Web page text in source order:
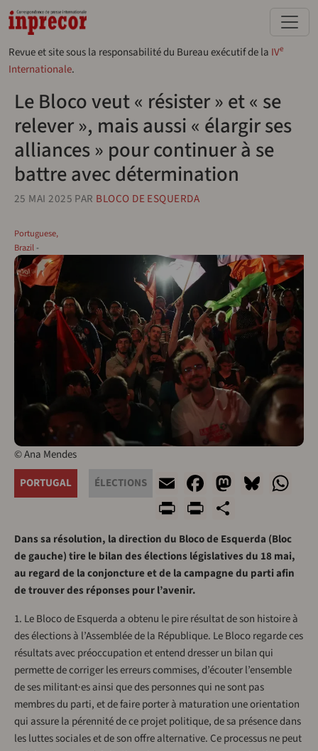
Aller au contenu principal
Revue et site sous la responsabilité du Bureau exécutif de la IVe
Internationale.
Le Bloco veut « résister » et « se
relever », mais aussi « élargir ses
alliances » pour continuer à se
battre avec détermination
25 MAI 2025 PAR BLOCO DE ESQUERDA
Portuguese,
Brazil
© Ana Mendes
PORTUGAL
ÉLECTIONS EmailFacebook
Print
Dans sa résolution, la direction du Bloco de Esquerda (Bloc
de gauche) tire le bilan des élections législatives du 18 mai,
au regard de la conjoncture et de la campagne du parti afin
de trouver des réponses pour l’avenir.
1. Le Bloco de Esquerda a obtenu le pire résultat de son histoire à
des élections à l’Assemblée de la République. Le Bloco regarde ces
résultats avec préoccupation et entend dresser un bilan qui
permette de corriger les erreurs commises, d’écouter l’ensemble
de ses militant·es ainsi que des personnes qui ne sont pas
membres du parti, et de faire porter à maturation une orientation
qui assure la pérennité de ce projet politique, de sa présence dans
les luttes sociales et de son offre alternative. Ce processus ne peut